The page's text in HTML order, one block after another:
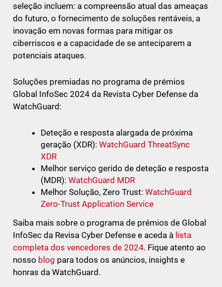
seleção incluem: a compreensão atual das ameaças
do futuro, o fornecimento de soluções rentáveis, a
inovação em novas formas para mitigar os
ciberriscos e a capacidade de se anteciparem a
potenciais ataques.
Soluções premiadas no programa de prémios
Global InfoSec 2024 da Revista Cyber Defense da
WatchGuard:
Deteção e resposta alargada de próxima
geração (XDR): WatchGuard ThreatSync
XDR
Melhor serviço gerido de deteção e resposta
(MDR): WatchGuard MDR
Melhor Solução, Zero Trust: WatchGuard
Zero-Trust Application Service
Saiba mais sobre o programa de prémios de Global
InfoSec da Revisa Cyber Defense e aceda à lista
completa dos vencedores de 2024. Fique atento ao
nosso blog para todos os anúncios, insights e
honras da WatchGuard.